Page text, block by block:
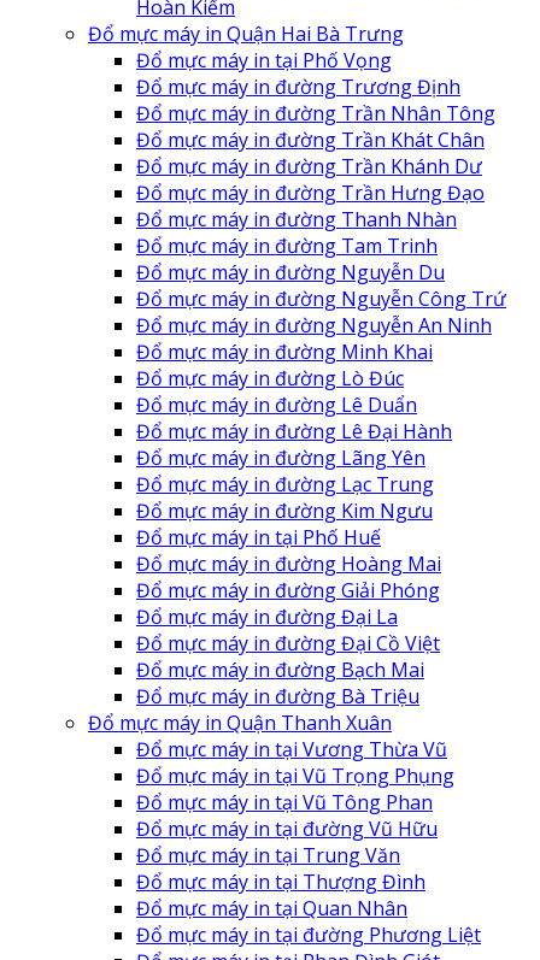
Hoàn Kiếm
Đổ mực máy in Quận Hai Bà Trưng
Đổ mực máy in tại Phố Vọng
Đổ mực máy in đường Trương Định
Đổ mực máy in đường Trần Nhân Tông
Đổ mực máy in đường Trần Khát Chân
Đổ mực máy in đường Trần Khánh Dư
Đổ mực máy in đường Trần Hưng Đạo
Đổ mực máy in đường Thanh Nhàn
Đổ mực máy in đường Tam Trinh
Đổ mực máy in đường Nguyễn Du
Đổ mực máy in đường Nguyễn Công Trứ
Đổ mực máy in đường Nguyễn An Ninh
Đổ mực máy in đường Minh Khai
Đổ mực máy in đường Lò Đúc
Đổ mực máy in đường Lê Duẩn
Đổ mực máy in đường Lê Đại Hành
Đổ mực máy in đường Lãng Yên
Đổ mực máy in đường Lạc Trung
Đổ mực máy in đường Kim Ngưu
Đổ mực máy in tại Phố Huế
Đổ mực máy in đường Hoàng Mai
Đổ mực máy in đường Giải Phóng
Đổ mực máy in đường Đại La
Đổ mực máy in đường Đại Cồ Việt
Đổ mực máy in đường Bạch Mai
Đổ mực máy in đường Bà Triệu
Đổ mực máy in Quận Thanh Xuân
Đổ mực máy in tại Vương Thừa Vũ
Đổ mực máy in tại Vũ Trọng Phụng
Đổ mực máy in tại Vũ Tông Phan
Đổ mực máy in tại đường Vũ Hữu
Đổ mực máy in tại Trung Văn
Đổ mực máy in tại Thượng Đình
Đổ mực máy in tại Quan Nhân
Đổ mực máy in tại đường Phương Liệt